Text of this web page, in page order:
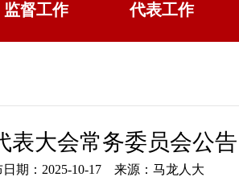
监督工作 代表工作
大会常务委员会公告
日期：2025-10-17 来源：马龙人大